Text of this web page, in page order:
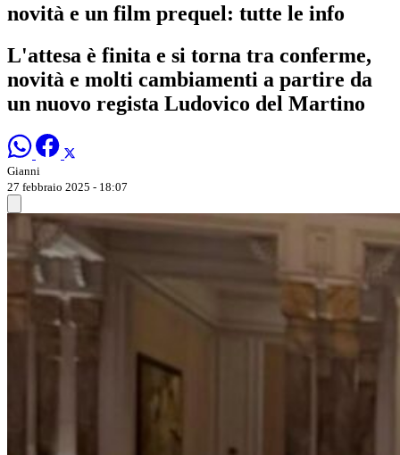
novità e un film prequel: tutte le info
L'attesa è finita e si torna tra conferme,
novità e molti cambiamenti a partire da
un nuovo regista Ludovico del Martino
Gianni
27 febbraio 2025 - 18:07